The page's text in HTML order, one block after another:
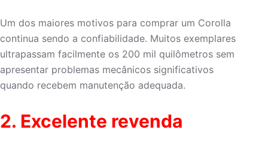
Um dos maiores motivos para comprar um Corolla
continua sendo a confiabilidade. Muitos exemplares
ultrapassam facilmente os 200 mil quilômetros sem
apresentar problemas mecânicos significativos
quando recebem manutenção adequada.
2. Excelente revenda